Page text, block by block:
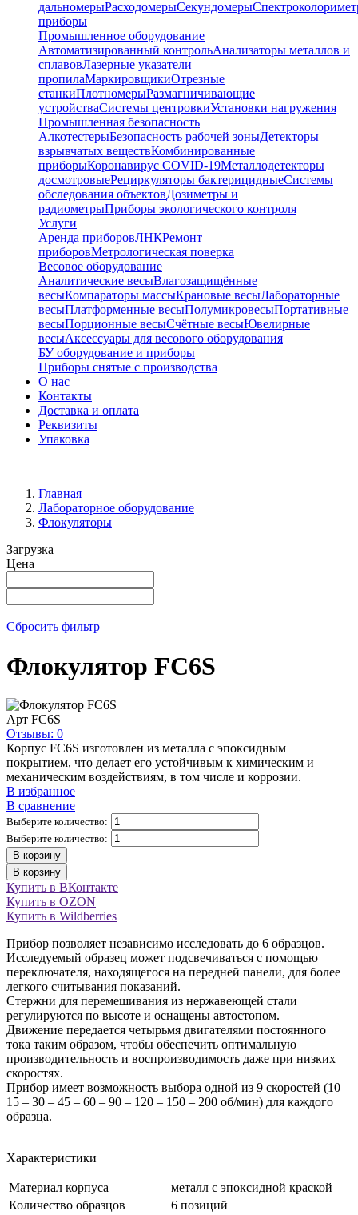
дальномерыРасходомерыСекундомеры
приборы
Промышленное оборудование
Автоматизированный контрольАнализаторы металлов и
сплавовЛазерные указатели
пропилаМаркировщикиОтрезные
станкиПлотномерыРазмагничивающие
устройстваСистемы центровкиУстановки нагружения
Промышленная безопасность
АлкотестерыБезопасность рабочей зоныДетекторы
взрывчатых веществКомбинированные
приборыКоронавирус COVID-19Металлодетекторы
досмотровыеРециркуляторы бактерицидныеСистемы
обследования объектовДозиметры и
радиометрыПриборы экологического контроля
Услуги
Аренда приборовЛНКРемонт
приборовМетрологическая поверка
Весовое оборудование
Аналитические весыВлагозащищённые
весыКомпараторы массыКрановые весыЛабораторные
весыПлатформенные весыПолумикровесыПортативные
весыПорционные весыСчётные весыЮвелирные
весыАксессуары для весового оборудования
БУ оборудование и приборы
Приборы снятые с производства
О нас
Контакты
Доставка и оплата
Реквизиты
Упаковка
Главная
Лабораторное оборудование
Флокуляторы
Загрузка
Цена
Сбросить фильтр
Флокулятор FC6S
Арт FC6S
Отзывы: 0
Корпус FC6S изготовлен из металла с эпоксидным
покрытием, что делает его устойчивым к химическим и
механическим воздействиям, в том числе и коррозии.
В избранное
В сравнение
Выберите количество:
Выберите количество:
В корзину
В корзину
Купить в ВКонтакте
Купить в OZON
Купить в Wildberries
Прибор позволяет независимо исследовать до 6 образцов.
Исследуемый образец может подсвечиваться с помощью
переключателя, находящегося на передней панели, для более
легкого считывания показаний.
Стержни для перемешивания из нержавеющей стали
регулируются по высоте и оснащены автостопом.
Движение передается четырьмя двигателями постоянного
тока таким образом, чтобы обеспечить оптимальную
производительность и воспроизводимость даже при низких
скоростях.
Прибор имеет возможность выбора одной из 9 скоростей (10 –
15 – 30 – 45 – 60 – 90 – 120 – 150 – 200 об/мин) для каждого
образца.
Характеристики
Материал корпуса
металл с эпоксидной краской
Количество образцов
6 позиций